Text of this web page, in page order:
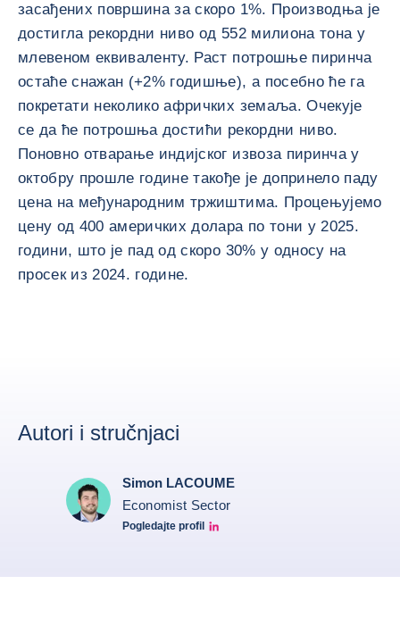
засађених површина за скоро 1%. Производња је
достигла рекордни ниво од 552 милиона тона у
млевеном еквиваленту. Раст потрошње пиринча
остаће снажан (+2% годишње), а посебно ће га
покретати неколико афричких земаља. Очекује
се да ће потрошња достићи рекордни ниво.
Поновно отварање индијског извоза пиринча у
октобру прошле године такође је допринело паду
цена на међународним тржиштима. Процењујемо
цену од 400 америчких долара по тони у 2025.
години, што је пад од скоро 30% у односу на
просек из 2024. године.
Autori i stručnjaci
Simon LACOUME
Economist Sector
Pogledajte profil
Simon Lacoume linkedin